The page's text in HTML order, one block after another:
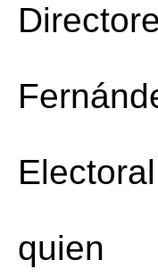
quien